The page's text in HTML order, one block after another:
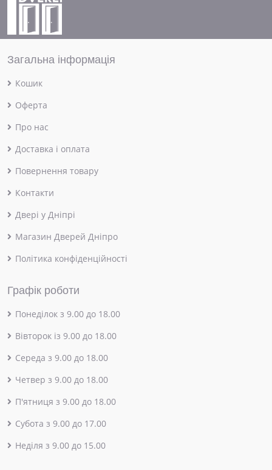
Загальна інформація
Кошик
Оферта
Про нас
Доставка і оплата
Повернення товару
Контакти
Двері у Дніпрі
Магазин Дверей Дніпро
Політика конфіденційності
Графік роботи
Понеділок з 9.00 до 18.00
Вівторок із 9.00 до 18.00
Середа з 9.00 до 18.00
Четвер з 9.00 до 18.00
П'ятниця з 9.00 до 18.00
Субота з 9.00 до 17.00
Неділя з 9.00 до 15.00